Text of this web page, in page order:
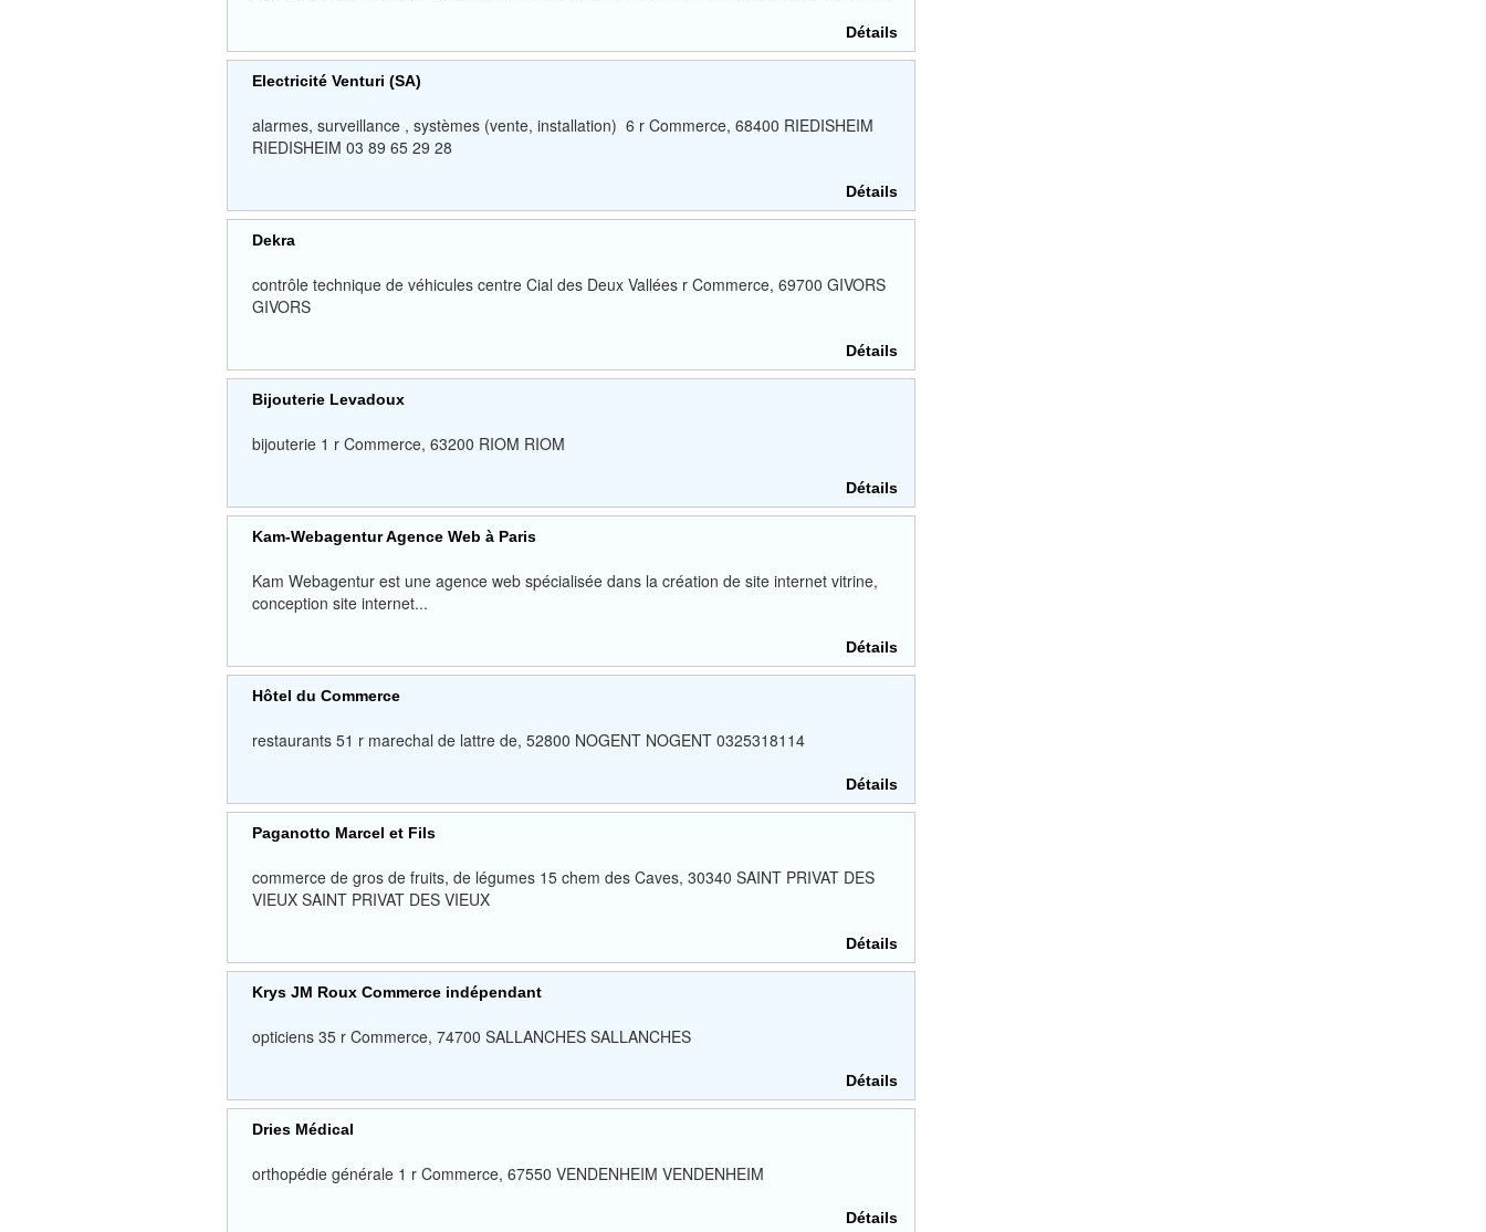
Détails
Electricité Venturi (SA)
alarmes, surveillance , systèmes (vente, installation) 6 r Commerce, 68400 RIEDISHEIM
RIEDISHEIM 03 89 65 29 28
Détails
Dekra
contrôle technique de véhicules centre Cial des Deux Vallées r Commerce, 69700 GIVORS
GIVORS
Détails
Bijouterie Levadoux
bijouterie 1 r Commerce, 63200 RIOM RIOM
Détails
Kam-Webagentur Agence Web à Paris
Kam Webagentur est une agence web spécialisée dans la création de site internet vitrine,
conception site internet...
Détails
Hôtel du Commerce
restaurants 51 r marechal de lattre de, 52800 NOGENT NOGENT 0325318114
Détails
Paganotto Marcel et Fils
commerce de gros de fruits, de légumes 15 chem des Caves, 30340 SAINT PRIVAT DES
VIEUX SAINT PRIVAT DES VIEUX
Détails
Krys JM Roux Commerce indépendant
opticiens 35 r Commerce, 74700 SALLANCHES SALLANCHES
Détails
Dries Médical
orthopédie générale 1 r Commerce, 67550 VENDENHEIM VENDENHEIM
Détails